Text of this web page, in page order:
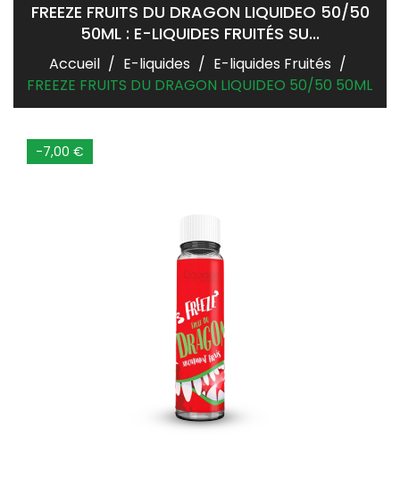
FREEZE FRUITS DU DRAGON LIQUIDEO 50/50
50ML : E-LIQUIDES FRUITÉS SU...
Accueil E-liquides
E-liquides Fruités
FREEZE FRUITS DU DRAGON LIQUIDEO 50/50 50ML
-7,00 €